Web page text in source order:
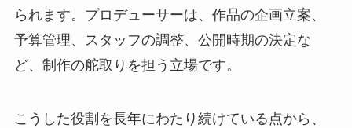
られます。プロデューサーは、作品の企画立案、
予算管理、スタッフの調整、公開時期の決定な
ど、制作の舵取りを担う立場です。
こうした役割を長年にわたり続けている点から、